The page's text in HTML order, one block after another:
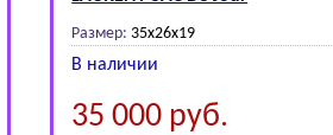
Размер: 35x26x19
В наличии
35 000 руб.